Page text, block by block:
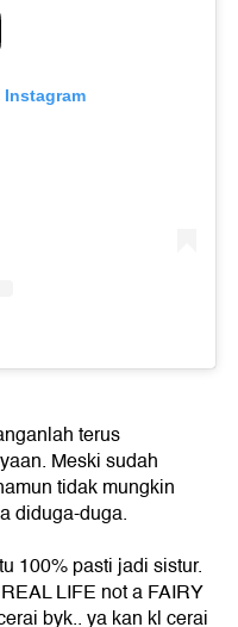
terus
Meski sudah
tidak mungkin
diduga-duga.
100% pasti jadi sistur.
LIFE not a FAIRY
byk.. ya kan kl cerai